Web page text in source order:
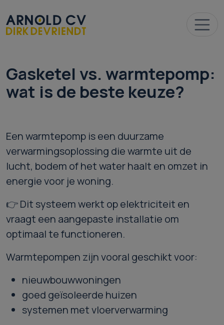
Gasketel vs. warmtepomp:
wat is de beste keuze?
Een warmtepomp is een duurzame
verwarmingsoplossing die warmte uit de
lucht, bodem of het water haalt en omzet in
energie voor je woning.
👉 Dit systeem werkt op elektriciteit en
vraagt een aangepaste installatie om
optimaal te functioneren.
Warmtepompen zijn vooral geschikt voor:
nieuwbouwwoningen
goed geïsoleerde huizen
systemen met vloerverwarming